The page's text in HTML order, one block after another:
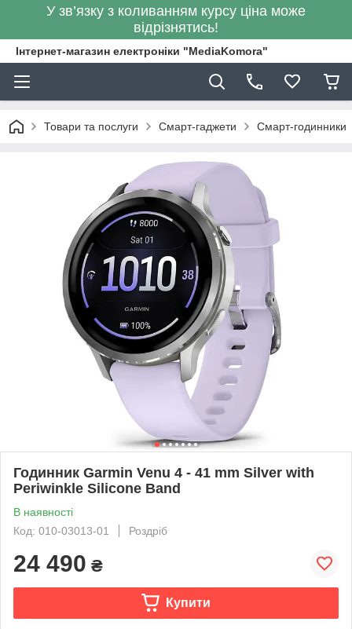
У зв’язку з коливанням курсу ціна може
відрізнятись!
Інтернет-магазин електроніки "MediaKomora"
Товари та послуги Смарт-гаджети Смарт-годинники
Годинник Garmin Venu 4 - 41 mm Silver with
Periwinkle Silicone Band
В наявності
Код: 010-03013-01
Роздріб
24 490 ₴
Купити